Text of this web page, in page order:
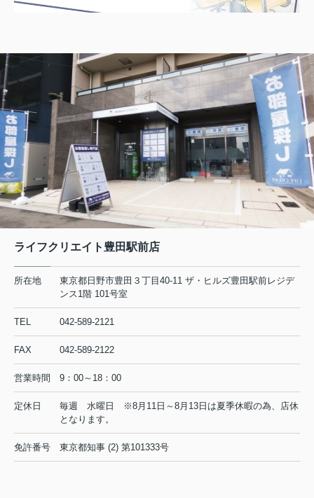
イト豊田駅前店
日野・豊田・八王子の賃貸物件情報をUPしました！
マーベリー石川205
7.8万円
東京都八王子市石川町984-1
中央線 日野駅 徒歩26分
物件詳細へ
日野市の不動産会社 賃貸のことなら株式会社ライフクリエ
イト豊田駅前店
2026.08.05
リビエール高幡201
6.5万円
東京都日野市高幡680-12
京王線 高幡不動駅 徒歩6分
物件詳細へ
日野市の不動産会社 賃貸のことなら株式会社ライフクリエ
イト豊田駅前店
2026.08.04
ライフクリエイト豊田駅前店
所在地
東京都日野市豊田３丁目40-11 ザ・ヒルズ豊田駅前レジデ
ンス1階 101号室
TEL 042-589-2121
FAX 042-589-2122
営業時間 9：00～18：00
定休日
毎週 水曜日 ※8月11日～8月13日は夏季休暇の為、店休
となります。
免許番号 東京都知事 (2) 第101333号